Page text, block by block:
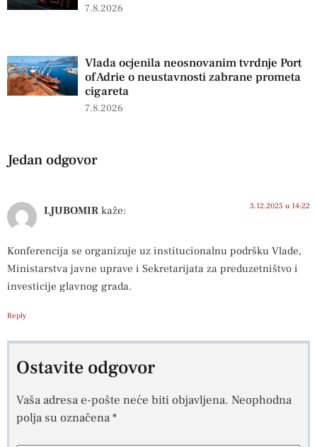
7.8.2026
Vlada ocjenila neosnovanim tvrdnje Port
of Adrie o neustavnosti zabrane prometa
cigareta
7.8.2026
Jedan odgovor
LJUBOMIR kaže: 3.12.2025 u 14:22
Konferencija se organizuje uz institucionalnu podršku Vlade,
Ministarstva javne uprave i Sekretarijata za preduzetništvo i
investicije glavnog grada.
Reply
Ostavite odgovor
Vaša adresa e-pošte neće biti objavljena. Neophodna
polja su označena*